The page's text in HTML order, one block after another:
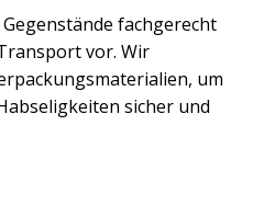
fachgerecht
vor. Wir
um
sicher und